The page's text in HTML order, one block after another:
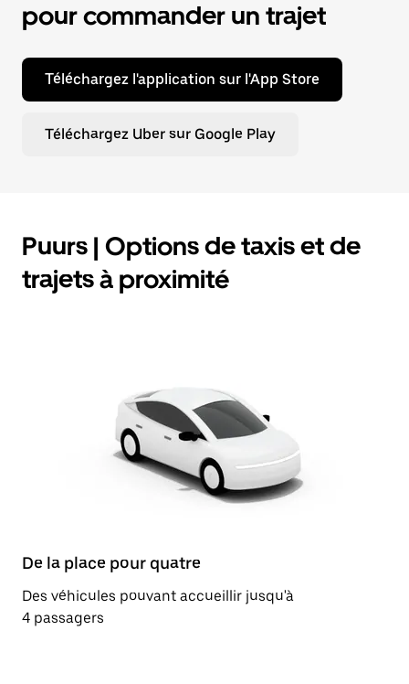
pour commander un trajet
Téléchargez l'application sur l'App Store
Téléchargez Uber sur Google Play
Puurs | Options de taxis et de
trajets à proximité
De la place pour quatre
Des véhicules pouvant accueillir jusqu'à
4 passagers